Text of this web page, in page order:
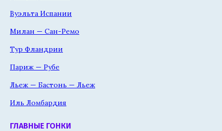
Вуэльта Испании
Милан — Сан-Ремо
Тур Фландрии
Париж — Рубе
Льеж — Бастонь — Льеж
Иль Ломбардия
ГЛАВНЫЕ ГОНКИ